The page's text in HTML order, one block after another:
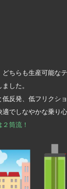
どちらも生産可能な
した。
反発、低フリクシ
でしなやかな乗り
筒流！